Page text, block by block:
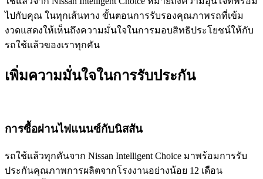
ไปกับคุณ ในทุกเส้นทาง ขั้นตอนการรับรองคุณภาพรถที่เข้ม
งวดแสดงให้เห็นถึงความมั่นใจในการมอบสิทธิประโยชน์ให้กับ
รถใช้แล้วของเราทุกคัน
เพิ่มความมั่นใจในการรับประกัน
การซื้อผ่านไฟแนนซ์กับนิสสัน
รถใช้แล้วทุกคันจาก Nissan Intelligent Choice มาพร้อมการรับ
ประกันคุณภาพการผลิตจากโรงงานอย่างน้อย 12 เดือน